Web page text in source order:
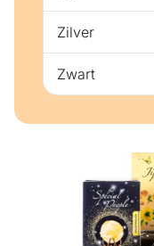
Zilver
Zwart